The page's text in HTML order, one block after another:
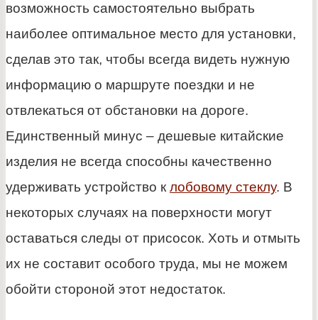
возможность самостоятельно выбрать
наиболее оптимальное место для установки,
сделав это так, чтобы всегда видеть нужную
информацию о маршруте поездки и не
отвлекаться от обстановки на дороге.
Единственный минус – дешевые китайские
изделия не всегда способны качественно
удерживать устройство к лобовому стеклу. В
некоторых случаях на поверхности могут
оставаться следы от присосок. Хоть и отмыть
их не составит особого труда, мы не можем
обойти стороной этот недостаток.